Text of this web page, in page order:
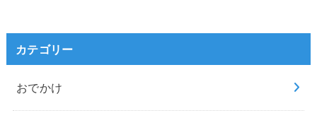
カテゴリー
おでかけ